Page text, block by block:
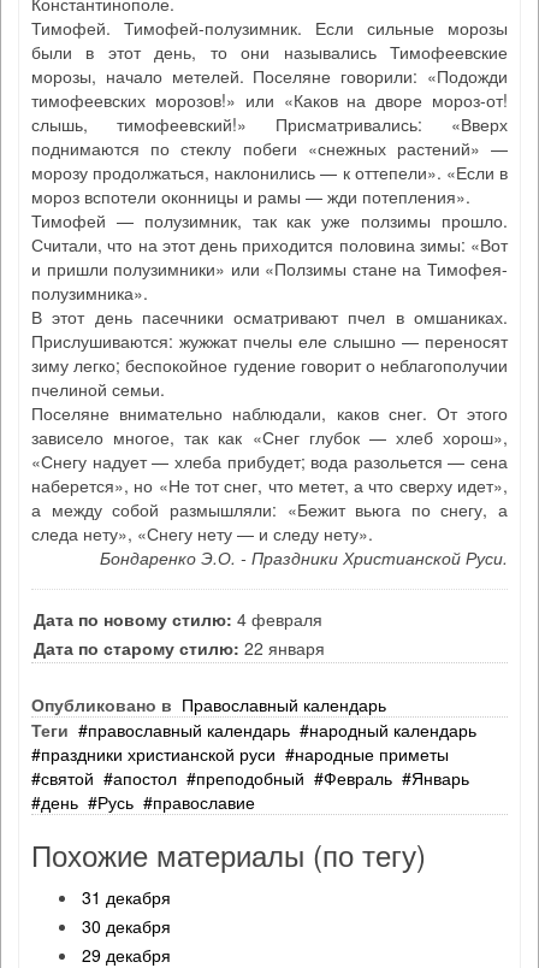
Тимофей. Тимофей-полузимник. Если сильные морозы
были в этот день, то они назывались Тимофеевские
морозы, начало метелей. Поселяне говорили: «Подожди
тимофеевских морозов!» или «Каков на дворе мороз-от!
слышь, тимофеевский!» Присматривались: «Вверх
поднимаются по стеклу побеги «снежных растений» —
морозу продолжаться, наклонились — к оттепели». «Если в
мороз вспотели оконницы и рамы — жди потепления».
Тимофей — полузимник, так как уже ползимы прошло.
Считали, что на этот день приходится половина зимы: «Вот
и пришли полузимники» или «Ползимы стане на Тимофея-
полузимника».
В этот день пасечники осматривают пчел в омшаниках.
Прислушиваются: жужжат пчелы еле слышно — переносят
зиму легко; беспокойное гудение говорит о неблагополучии
пчелиной семьи.
Поселяне внимательно наблюдали, каков снег. От этого
зависело многое, так как «Снег глубок — хлеб хорош»,
«Снегу надует — хлеба прибудет; вода разольется — сена
наберется», но «Не тот снег, что метет, а что сверху идет»,
а между собой размышляли: «Бежит вьюга по снегу, а
следа нету», «Снегу нету — и следу нету».
Бондаренко Э.О. - Праздники Христианской Руси.
Дата по новому стилю: 4 февраля
Дата по старому стилю: 22 января
Опубликовано в Православный календарь
Теги
православный календарь
народный календарь
праздники христианской руси
народные приметы
святой
апостол преподобный Февраль
Январь
день
Русь православие
Похожие материалы (по тегу)
31 декабря
30 декабря
29 декабря